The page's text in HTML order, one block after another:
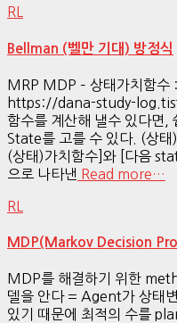
RL
Bellman (벨만 기대) 방정식
MRP MDP – 상태가치함
https://dana-study-
함수를 계산해 낼수 있다면,
State를 고를 수 있다. (상태
(상태)가치함수]와 [다음
으로 나타낸 Read more…
RL
MDP(Markov Decision
MDP를 해결하기 위한
델을 안다 = Agent가 상태
있기 때문에 최적의 수를